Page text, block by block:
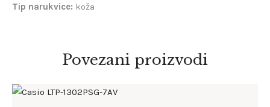
Tip narukvice: koža
Povezani proizvodi